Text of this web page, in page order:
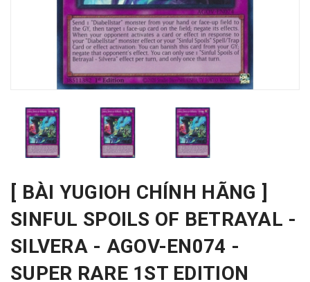
[ BÀI YUGIOH CHÍNH HÃNG ]
SINFUL SPOILS OF BETRAYAL -
SILVERA - AGOV-EN074 -
SUPER RARE 1ST EDITION